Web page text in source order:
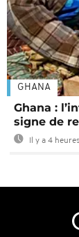
GHANA
Ghana :
signe de
Il y a 4 heures